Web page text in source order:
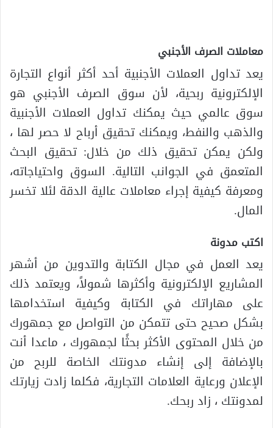
معاملات الصرف الأجنبي
يعد تداول العملات الأجنبية أحد أكثر أنواع التجارة
الإلكترونية ربحية، لأن سوق الصرف الأجنبي هو
سوق عالمي حيث يمكنك تداول العملات الأجنبية
والذهب والنفط، ويمكنك تحقيق أرباح لا حصر لها ،
ولكن يمكن تحقيق ذلك من خلال: تحقيق البحث
المتعمق في الجوانب التالية. السوق واحتياجاته،
ومعرفة كيفية إجراء معاملات عالية الدقة لئلا تخسر
المال.
اكتب مدونة
يعد العمل في مجال الكتابة والتدوين من أشهر
المشاريع الإلكترونية وأكثرها شمولاً، ويعتمد ذلك
على مهاراتك في الكتابة وكيفية استخدامها
بشكل صحيح حتى تتمكن من التواصل مع جمهورك
من خلال المحتوى الأكثر بحثًا لجمهورك ، ماعدا أنت
بالإضافة إلى إنشاء مدونتك الخاصة للربح من
الإعلان ورعاية العلامات التجارية، فكلما زادت زيارتك
لمدونتك ، زاد ربحك.